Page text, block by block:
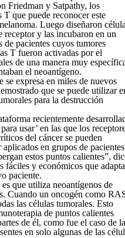
Friedman y Satpathy, los
que puede reconocer este
Luego diseñaron
receptor y las incubaron en un
de pacientes cuyos tumores
T fueron activadas por el
de una manera muy
el neoantígeno.
se expresa en miles de nuevos
que se puede utilizar
para la destrucción
recientemente
usar’ en las que los
del cáncer se pueden
en grupos de pacientes
estos puntos calientes”,
fáciles y económicos que
paciente.
que utiliza neoantígenos de
Cuando un oncogén como
las células tumorales. Esto
de puntos calientes
de él, como fue el caso de
en solo algunas de las